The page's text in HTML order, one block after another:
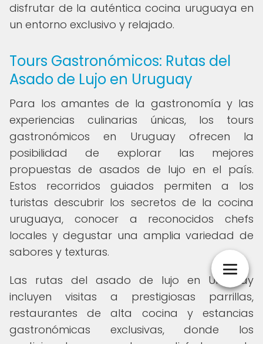
disfrutar de la auténtica cocina uruguaya en
un entorno exclusivo y relajado.
Tours Gastronómicos: Rutas del
Asado de Lujo en Uruguay
Para los amantes de la gastronomía y las
experiencias culinarias únicas, los tours
gastronómicos en Uruguay ofrecen la
posibilidad de explorar las mejores
propuestas de asados de lujo en el país.
Estos recorridos guiados permiten a los
turistas descubrir los secretos de la cocina
uruguaya, conocer a reconocidos chefs
locales y degustar una amplia variedad de
sabores y texturas.
Las rutas del asado de lujo en Uruguay
incluyen visitas a prestigiosas parrillas,
restaurantes de alta cocina y estancias
gastronómicas exclusivas, donde los